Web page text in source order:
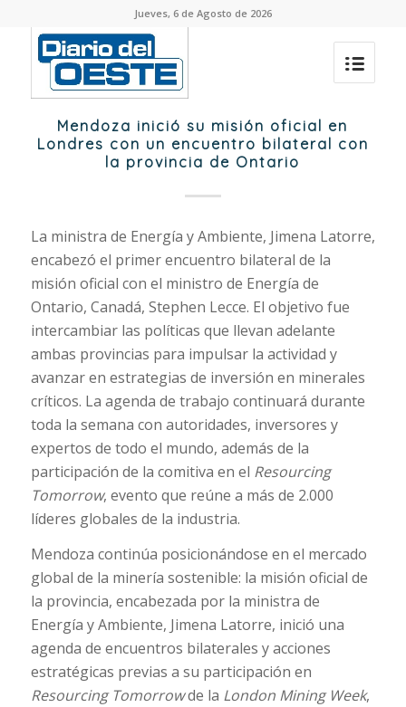
Jueves, 6 de Agosto de 2026
Mendoza inició su misión oficial en
Londres con un encuentro bilateral con
la provincia de Ontario
La ministra de Energía y Ambiente, Jimena Latorre,
encabezó el primer encuentro bilateral de la
misión oficial con el ministro de Energía de
Ontario, Canadá, Stephen Lecce. El objetivo fue
intercambiar las políticas que llevan adelante
ambas provincias para impulsar la actividad y
avanzar en estrategias de inversión en minerales
críticos. La agenda de trabajo continuará durante
toda la semana con autoridades, inversores y
expertos de todo el mundo, además de la
participación de la comitiva en el Resourcing
Tomorrow, evento que reúne a más de 2.000
líderes globales de la industria.
Mendoza continúa posicionándose en el mercado
global de la minería sostenible: la misión oficial de
la provincia, encabezada por la ministra de
Energía y Ambiente, Jimena Latorre, inició una
agenda de encuentros bilaterales y acciones
estratégicas previas a su participación en
Resourcing Tomorrowde la London Mining Week,